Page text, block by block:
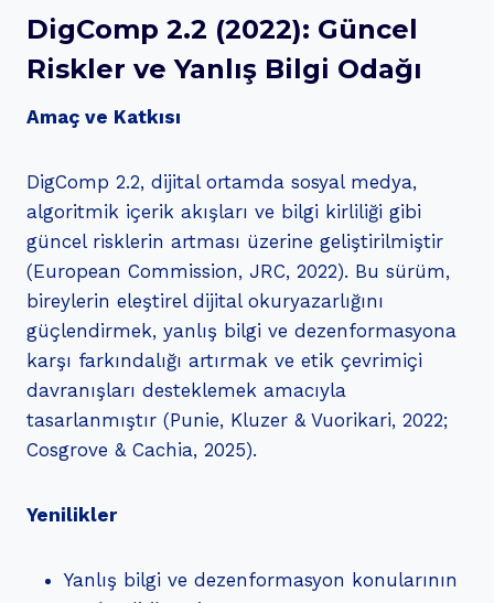
DigComp 2.2 (2022): Güncel
Riskler ve Yanlış Bilgi Odağı
Amaç ve Katkısı
DigComp 2.2, dijital ortamda sosyal medya,
algoritmik içerik akışları ve bilgi kirliliği gibi
güncel risklerin artması üzerine geliştirilmiştir
(European Commission, JRC, 2022). Bu sürüm,
bireylerin eleştirel dijital okuryazarlığını
güçlendirmek, yanlış bilgi ve dezenformasyona
karşı farkındalığı artırmak ve etik çevrimiçi
davranışları desteklemek amacıyla
tasarlanmıştır (Punie, Kluzer & Vuorikari, 2022;
Cosgrove & Cachia, 2025).
Yenilikler
Yanlış bilgi ve dezenformasyon konularının